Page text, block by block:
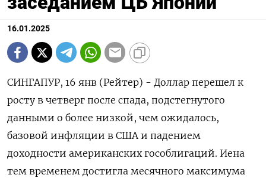
16.01.2025
СИНГАПУР, 16 янв (Рейтер) - Доллар перешел к
росту в четверг после спада, подстегнутого
данными о более низкой, чем ожидалось,
базовой инфляции в США и падением
доходности американских гособлигаций. Иена
тем временем достигла месячного максимума